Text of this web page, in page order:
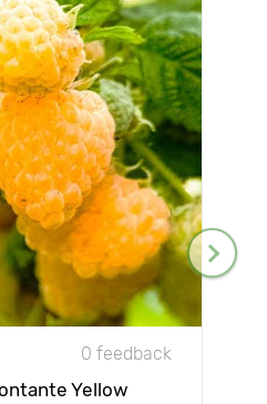
0 feedback
Yellow